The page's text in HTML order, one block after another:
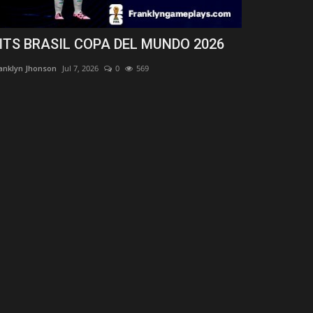
BRASIL COPA DEL MUNDO 2026
Jhonson Jul 7, 2026 0 569